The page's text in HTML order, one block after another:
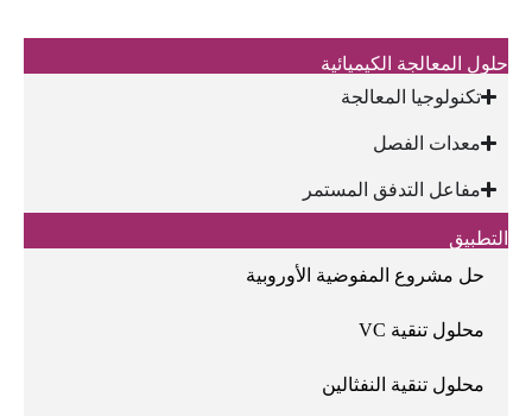
حلول المعالجة الكيميائية
تكنولوجيا المعالجة
معدات الفصل
مفاعل التدفق المستمر
التطبيق
حل مشروع المفوضية الأوروبية
محلول تنقية VC
محلول تنقية النفثالين